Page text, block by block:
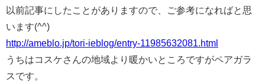
以前記事にしたことがありますので、ご参考になればと思
います(^^)
http://ameblo.jp/tori-ieblog/entry-11985632081.html
うちはコスケさんの地域より暖かいところですがペアガラ
スです。